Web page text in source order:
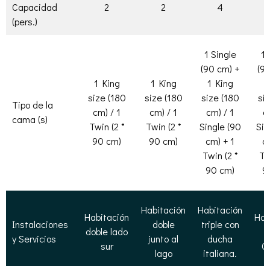
Capacidad
(pers.)
2 2 4
Tipo de la
cama (s)
1 King
size (180
cm) / 1
Twin (2 *
90 cm)
1 King
size (180
cm) / 1
Twin (2 *
90 cm)
1 Single
(90 cm) +
1 King
size (180
cm) / 1
Single (90
cm) + 1
Twin (2 *
90 cm)
1
Instalaciones
y Servicios
Habitación
doble lado
sur
Habitación
doble
junto al
lago
Habitación
triple con
ducha
italiana.